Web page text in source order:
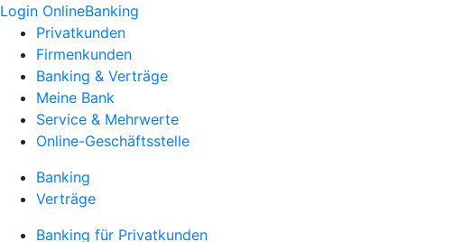
Login OnlineBanking
Privatkunden
Firmenkunden
Banking & Verträge
Meine Bank
Service & Mehrwerte
Online-Geschäftsstelle
Banking
Verträge
Banking für Privatkunden